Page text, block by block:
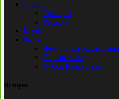
1 Лига
Тренеры
Рефери
Клубы
Футзал
Чемпионат Казахстана
Первая лига
Кубок Казахстана
История